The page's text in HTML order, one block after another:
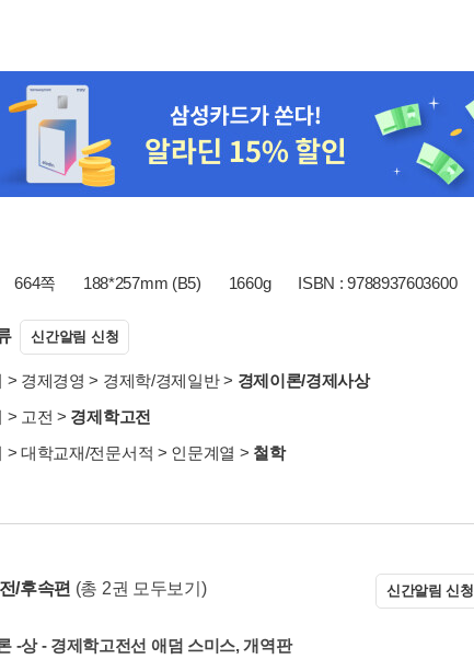
664쪽 188*257mm (B5) 1660g ISBN : 9788937603600
신간알림 신청
> 경제경영 > 경제학/경제일반> 경제이론/경제사상
> 고전 > 경제학고전
> 대학교재/전문서적 > 인문계열 > 철학
/후속편 (총 2권 모두보기) 신간알림 신청
-상 - 경제학고전선 애덤 스미스, 개역판